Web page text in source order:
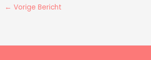
← Vorige Bericht